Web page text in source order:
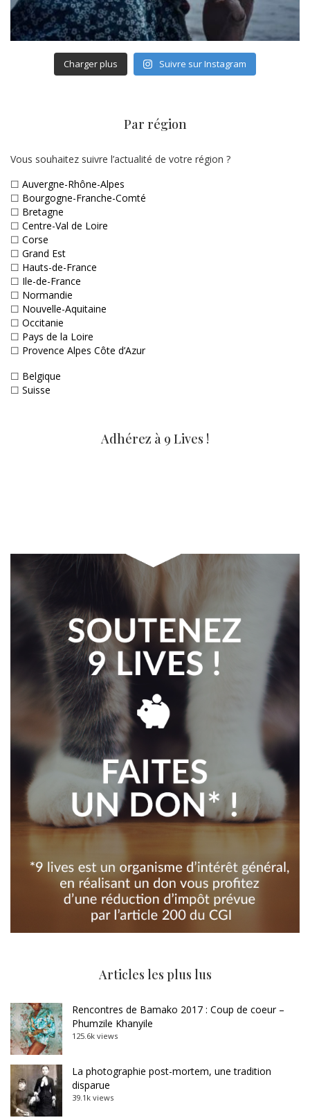
Charger plus Suivre sur Instagram
Par région
Vous souhaitez suivre l’actualité de votre région ?
☐ Auvergne-Rhône-Alpes
☐ Bourgogne-Franche-Comté
☐ Bretagne
☐ Centre-Val de Loire
☐ Corse
☐ Grand Est
☐ Hauts-de-France
☐ Ile-de-France
☐ Normandie
☐ Nouvelle-Aquitaine
☐ Occitanie
☐ Pays de la Loire
☐ Provence Alpes Côte d’Azur
☐ Belgique
☐ Suisse
Adhérez à 9 Lives !
Articles les plus lus
Rencontres de Bamako 2017 : Coup de coeur –
Phumzile Khanyile
125.6k views
La photographie post-mortem, une tradition
disparue
39.1k views